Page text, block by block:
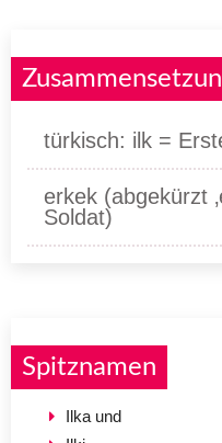
türkisch: ilk =
erkek (abgekürzt
Soldat)
Spitznamen
Ilka und